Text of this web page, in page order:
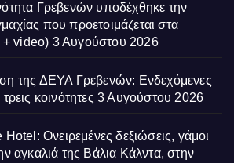
Γρεβενών υποδέχθηκε την
που προετοιμάζεται στα
+ video) 3 Αυγούστου 2026
της ΔΕΥΑ Γρεβενών: Ενδεχόμενες
κοινότητες 3 Αυγούστου 2026
Ονειρεμένες δεξιώσεις, γάμοι
αγκαλιά της Βάλια Κάλντα, στην